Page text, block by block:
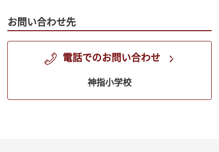
お問い合わせ先
電話でのお問い合わせ
神指小学校